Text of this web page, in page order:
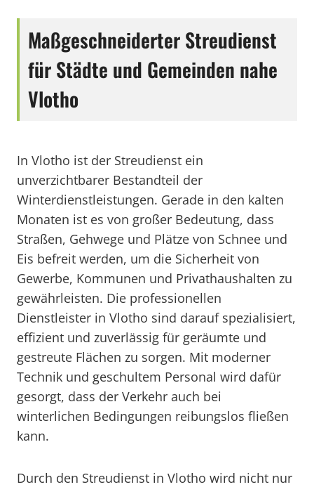
Maßgeschneiderter Streudienst
für Städte und Gemeinden nahe
Vlotho
In Vlotho ist der Streudienst ein
unverzichtbarer Bestandteil der
Winterdienstleistungen. Gerade in den kalten
Monaten ist es von großer Bedeutung, dass
Straßen, Gehwege und Plätze von Schnee und
Eis befreit werden, um die Sicherheit von
Gewerbe, Kommunen und Privathaushalten zu
gewährleisten. Die professionellen
Dienstleister in Vlotho sind darauf spezialisiert,
effizient und zuverlässig für geräumte und
gestreute Flächen zu sorgen. Mit moderner
Technik und geschultem Personal wird dafür
gesorgt, dass der Verkehr auch bei
winterlichen Bedingungen reibungslos fließen
kann.
Durch den Streudienst in Vlotho wird nicht nur